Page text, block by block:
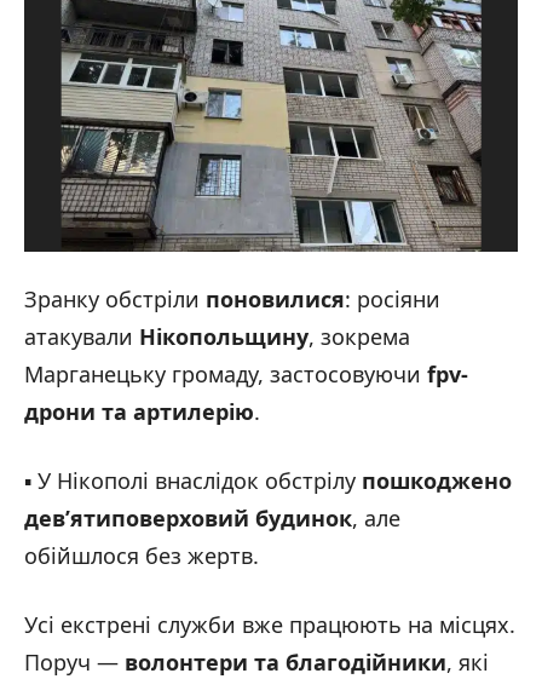
Зранку обстріли поновилися: росіяни
атакували Нікопольщину, зокрема
Марганецьку громаду, застосовуючи fpv-
дрони та артилерію.
▪️ У Нікополі внаслідок обстрілу пошкоджено
дев’ятиповерховий будинок, але
обійшлося без жертв.
Усі екстрені служби вже працюють на місцях.
Поруч — волонтери та благодійники, які